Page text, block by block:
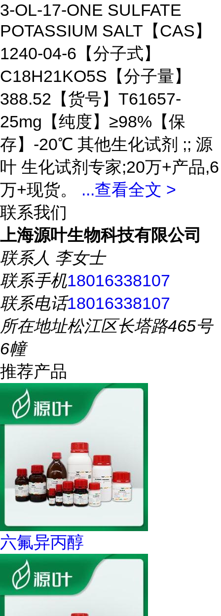
3-OL-17-ONE SULFATE
POTASSIUM SALT【CAS】
1240-04-6【分子式】
C18H21KO5S【分子量】
388.52【货号】T61657-
25mg【纯度】≥98%【保
存】-20℃ 其他生化试剂 ;; 源
叶 生化试剂专家;20万+产品,6
万+现货。 ...查看全文 >
联系我们
上海源叶生物科技有限公司
联系人 李女士
联系手机18016338107
联系电话18016338107
所在地址松江区长塔路465号
6幢
推荐产品
六氟异丙醇